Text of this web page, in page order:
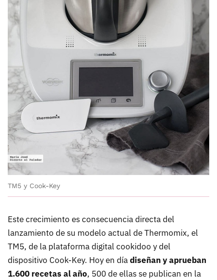
TM5 y Cook-Key
Este crecimiento es consecuencia directa del
lanzamiento de su modelo actual de Thermomix, el
TM5, de la plataforma digital cookidoo y del
dispositivo Cook-Key. Hoy en díadiseñan y aprueban
1.600 recetas al año, 500 de ellas se publican en la